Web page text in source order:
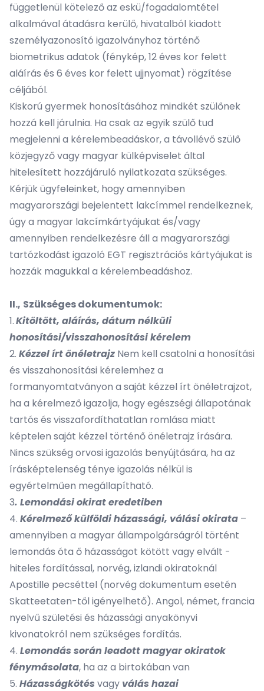
függetlenül kötelező az eskü/fogadalomtétel
alkalmával átadásra kerülő, hivatalból kiadott
személyazonosító igazolványhoz történő
biometrikus adatok (fénykép, 12 éves kor felett
aláírás és 6 éves kor felett ujjnyomat) rögzítése
céljából.
Kiskorú gyermek honosításához mindkét szülőnek
hozzá kell járulnia. Ha csak az egyik szülő tud
megjelenni a kérelembeadáskor, a távollévő szülő
közjegyző vagy magyar külképviselet által
hitelesített hozzájáruló nyilatkozata szükséges.
Kérjük ügyfeleinket, hogy amennyiben
magyarországi bejelentett lakcímmel rendelkeznek,
úgy a magyar lakcímkártyájukat és/vagy
amennyiben rendelkezésre áll a magyarországi
tartózkodást igazoló EGT regisztrációs kártyájukat is
hozzák magukkal a kérelembeadáshoz.
II., Szükséges dokumentumok:
1.Kitöltött, aláírás, dátum nélküli
honosítási/visszahonosítási kérelem
2. Kézzel írt önéletrajz Nem kell csatolni a honosítási
és visszahonosítási kérelemhez a
formanyomtatványon a saját kézzel írt önéletrajzot,
ha a kérelmező igazolja, hogy egészségi állapotának
tartós és visszafordíthatatlan romlása miatt
képtelen saját kézzel történő önéletrajz írására.
Nincs szükség orvosi igazolás benyújtására, ha az
írásképtelenség ténye igazolás nélkül is
egyértelműen megállapítható.
3. Lemondási okirat eredetiben
4. Kérelmező külföldi házassági, válási okirata –
amennyiben a magyar állampolgárságról történt
lemondás óta ő házasságot kötött vagy elvált -
hiteles fordítással, norvég, izlandi okiratoknál
Apostille pecséttel (norvég dokumentum esetén
Skatteetaten-től igényelhető). Angol, német, francia
nyelvű születési és házassági anyakönyvi
kivonatokról nem szükséges fordítás.
4. Lemondás során leadott magyar okiratok
fénymásolata, ha az a birtokában van
5. Házasságkötés vagy válás hazai